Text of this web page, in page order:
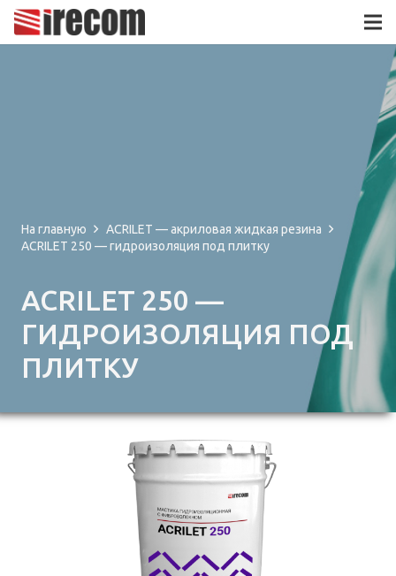
На главную
ACRILET — акриловая жидкая резина
ACRILET 250 — гидроизоляция под плитку
ACRILET 250 —
ГИДРОИЗОЛЯЦИЯ ПОД
ПЛИТКУ